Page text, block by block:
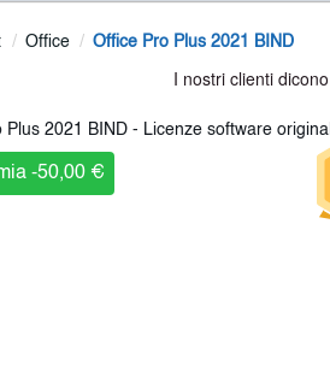
Office Office Pro Plus 2021 BIND
-50,00 €